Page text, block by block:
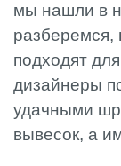
мы нашли в
подходят
дизайнеры
удачными
вывесок, а